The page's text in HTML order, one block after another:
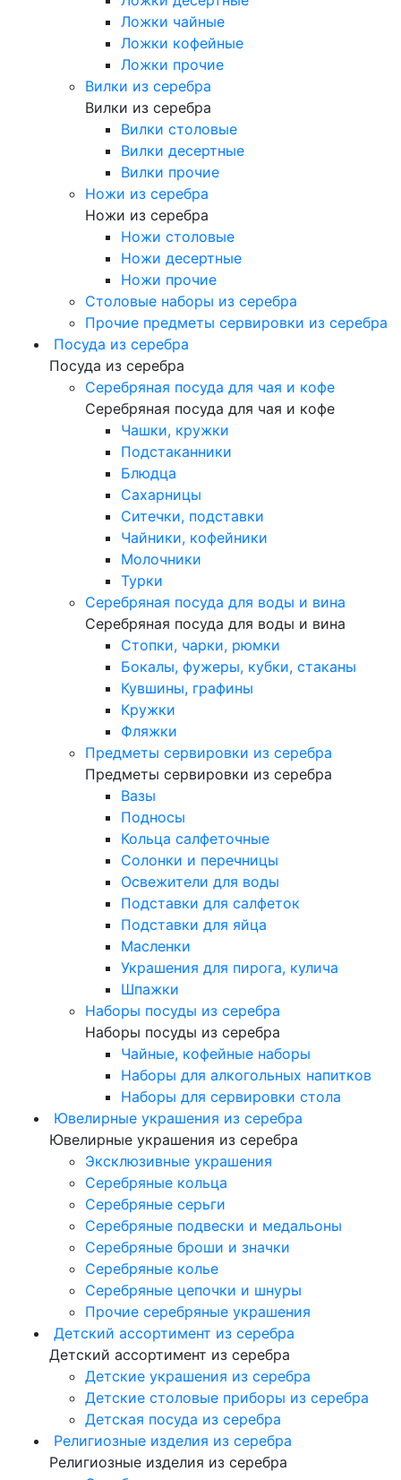
Ложки чайные
Ложки кофейные
Ложки прочие
Вилки из серебра
Вилки из серебра
Вилки столовые
Вилки десертные
Вилки прочие
Ножи из серебра
Ножи из серебра
Ножи столовые
Ножи десертные
Ножи прочие
Столовые наборы из серебра
Прочие предметы сервировки из серебра
Посуда из серебра
Посуда из серебра
Серебряная посуда для чая и кофе
Серебряная посуда для чая и кофе
Чашки, кружки
Подстаканники
Блюдца
Сахарницы
Ситечки, подставки
Чайники, кофейники
Молочники
Турки
Серебряная посуда для воды и вина
Серебряная посуда для воды и вина
Стопки, чарки, рюмки
Бокалы, фужеры, кубки, стаканы
Кувшины, графины
Кружки
Фляжки
Предметы сервировки из серебра
Предметы сервировки из серебра
Вазы
Подносы
Кольца салфеточные
Солонки и перечницы
Освежители для воды
Подставки для салфеток
Подставки для яйца
Масленки
Украшения для пирога, кулича
Шпажки
Наборы посуды из серебра
Наборы посуды из серебра
Чайные, кофейные наборы
Наборы для алкогольных напитков
Наборы для сервировки стола
Ювелирные украшения из серебра
Ювелирные украшения из серебра
Эксклюзивные украшения
Серебряные кольца
Серебряные серьги
Серебряные подвески и медальоны
Серебряные броши и значки
Серебряные колье
Серебряные цепочки и шнуры
Прочие серебряные украшения
Детский ассортимент из серебра
Детский ассортимент из серебра
Детские украшения из серебра
Детские столовые приборы из серебра
Детская посуда из серебра
Религиозные изделия из серебра
Религиозные изделия из серебра